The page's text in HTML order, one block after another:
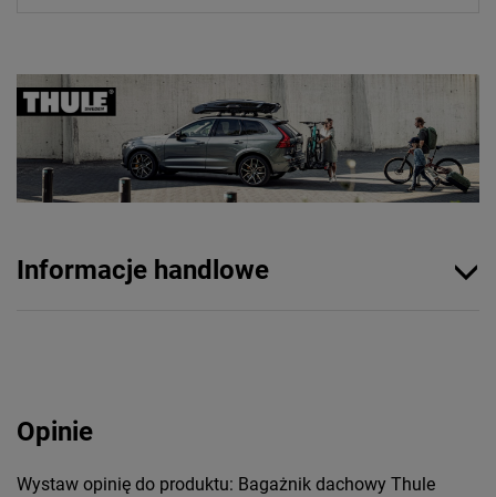
Informacje handlowe
Opinie
Wystaw opinię do produktu: Bagażnik dachowy Thule